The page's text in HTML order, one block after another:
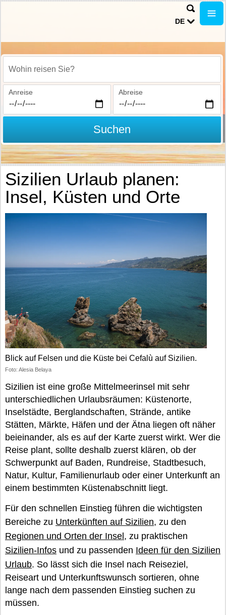
DE
Wohin reisen Sie?
Anreise Abreise
Suchen
Sizilien Urlaub planen:
Insel, Küsten und Orte
Blick auf Felsen und die Küste bei Cefalù auf Sizilien.
Foto: Alesia Belaya
Sizilien ist eine große Mittelmeerinsel mit sehr
unterschiedlichen Urlaubsräumen: Küstenorte,
Inselstädte, Berglandschaften, Strände, antike
Stätten, Märkte, Häfen und der Ätna liegen oft näher
beieinander, als es auf der Karte zuerst wirkt. Wer die
Reise plant, sollte deshalb zuerst klären, ob der
Schwerpunkt auf Baden, Rundreise, Stadtbesuch,
Natur, Kultur, Familienurlaub oder einer Unterkunft an
einem bestimmten Küstenabschnitt liegt.
Für den schnellen Einstieg führen die wichtigsten
Bereiche zu Unterkünften auf Sizilien, zu den
Regionen und Orten der Insel, zu praktischen
Sizilien-Infos und zu passenden Ideen für den Sizilien
Urlaub. So lässt sich die Insel nach Reiseziel,
Reiseart und Unterkunftswunsch sortieren, ohne
lange nach dem passenden Einstieg suchen zu
müssen.